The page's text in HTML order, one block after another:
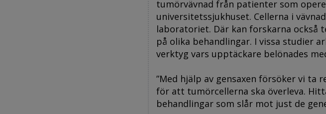
tumörvävnad från patienter som
universitetssjukhuset. Cellerna i
laboratoriet. Där kan forskarna också
på olika behandlingar. I vissa studier
verktyg vars upptäckare belönades
”Med hjälp av gensaxen försöker vi ta
för att tumörcellerna ska överleva.
behandlingar som slår mot just de